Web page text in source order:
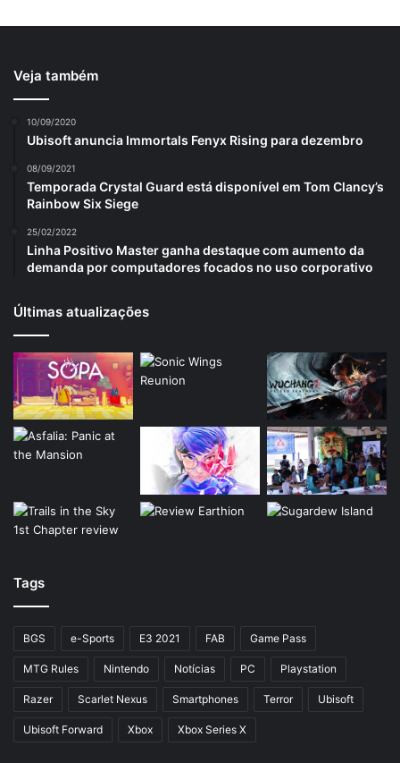
Veja também
10/09/2020
Ubisoft anuncia Immortals Fenyx Rising para dezembro
08/09/2021
Temporada Crystal Guard está disponível em Tom Clancy’s
Rainbow Six Siege
25/02/2022
Linha Positivo Master ganha destaque com aumento da
demanda por computadores focados no uso corporativo
Últimas atualizações
Tags
BGS e-Sports E3 2021 FAB Game Pass
MTG Rules Nintendo Notícias PC Playstation
Razer Scarlet Nexus Smartphones Terror Ubisoft
Ubisoft Forward Xbox Xbox Series X